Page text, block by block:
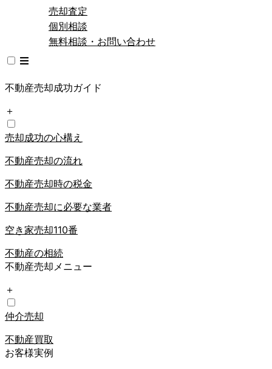
売却査定
個別相談
無料相談・お問い合わせ
不動産売却成功ガイド
＋
売却成功の心構え
不動産売却の流れ
不動産売却時の税金
不動産売却に必要な業者
空き家売却110番
不動産の相続
不動産売却メニュー
＋
仲介売却
不動産買取
お客様実例